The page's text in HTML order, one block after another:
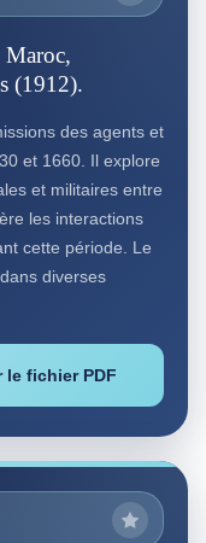
Maroc,
(1912).
des agents et
et 1660. Il explore
et militaires entre
les interactions
cette période. Le
diverses
fichier PDF